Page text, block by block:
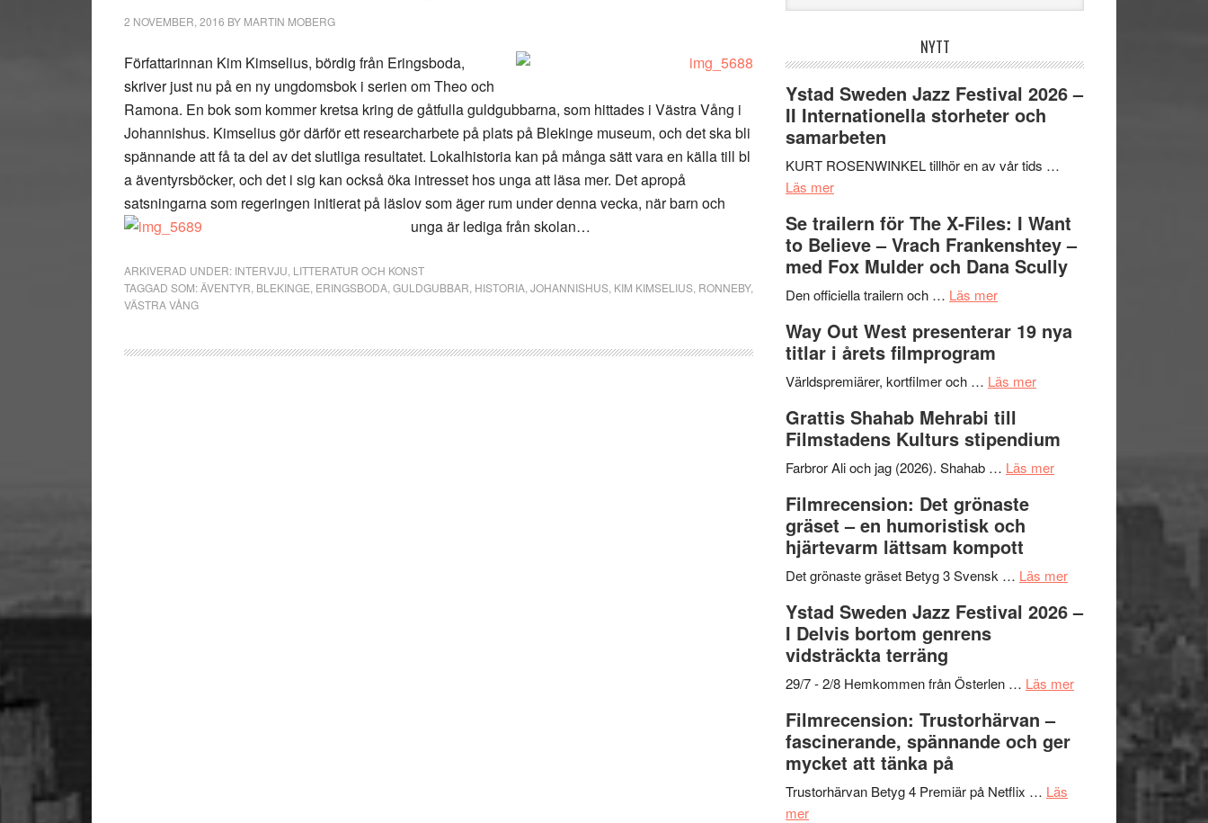
2 NOVEMBER, 2016 BY MARTIN MOBERG
Författarinnan Kim Kimselius, bördig från Eringsboda,
skriver just nu på en ny ungdomsbok i serien om Theo och
Ramona. En bok som kommer kretsa kring de gåtfulla guldgubbarna, som hittades i Västra Vång i
Johannishus. Kimselius gör därför ett researcharbete på plats på Blekinge museum, och det ska bli
spännande att få ta del av det slutliga resultatet. Lokalhistoria kan på många sätt vara en källa till bl
a äventyrsböcker, och det i sig kan också öka intresset hos unga att läsa mer. Det apropå
satsningarna som regeringen initierat på läslov som äger rum under denna vecka, när barn och
unga är lediga från skolan…
ARKIVERAD UNDER: INTERVJU LITTERATUR OCH KONST
TAGGAD SOM:ÄVENTYR BLEKINGE ERINGSBODA GULDGUBBAR HISTORIA JOHANNISHUS KIM KIMSELIUS RONNEBY,
VÄSTRA VÅNG
webbplatsen
NYTT
Ystad Sweden Jazz Festival 2026 –
II Internationella storheter och
samarbeten
KURT ROSENWINKEL tillhör en av vår tids …
Läs merom
Sweden
Jazz
Festival
2026
II
Internationella
storheter
samarbeten
Se trailern för The X-Files: I Want
to Believe – Vrach Frankenshtey –
med Fox Mulder och Dana Scully
Den officiella trailern och … Läs merom
trailern
The
Files:
I
Want
Believe
–
Vrach
Frankenshtey
med
och
Scully
Way Out West presenterar 19 nya
titlar i årets filmprogram
Världspremiärer, kortfilmer och … Läs merom
West
presenterar
årets
Grattis Shahab Mehrabi till
Filmstadens Kulturs stipendium
Farbror Ali och jag (2026). Shahab … Läs merom
Filmstadens
stipendium
Filmrecension: Det grönaste
gräset – en humoristisk och
hjärtevarm lättsam kompott
Det grönaste gräset Betyg 3 Svensk … Läs merom
Det
–
och
Ystad Sweden Jazz Festival 2026 –
I Delvis bortom genrens
vidsträckta terräng
29/7 - 2/8 Hemkommen från Österlen … Läs merom
Filmrecension: Trustorhärvan –
fascinerande, spännande och ger
mycket att tänka på
Trustorhärvan Betyg 4 Premiär på Netflix … Läs
merom